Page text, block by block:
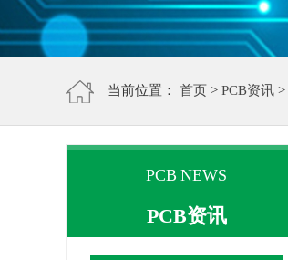
当前位置： 首页 > PCB资讯 >
PCB NEWS
PCB资讯